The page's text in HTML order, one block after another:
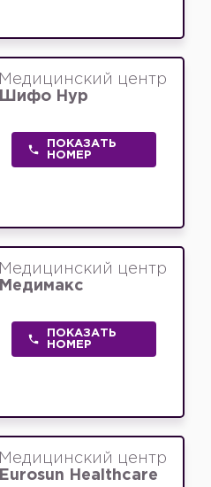
Медицинский центр
Шифо Нур
ПОКАЗАТЬ
НОМЕР
Медицинский центр
Медимакс
ПОКАЗАТЬ
НОМЕР
Медицинский центр
Eurosun Healthcare